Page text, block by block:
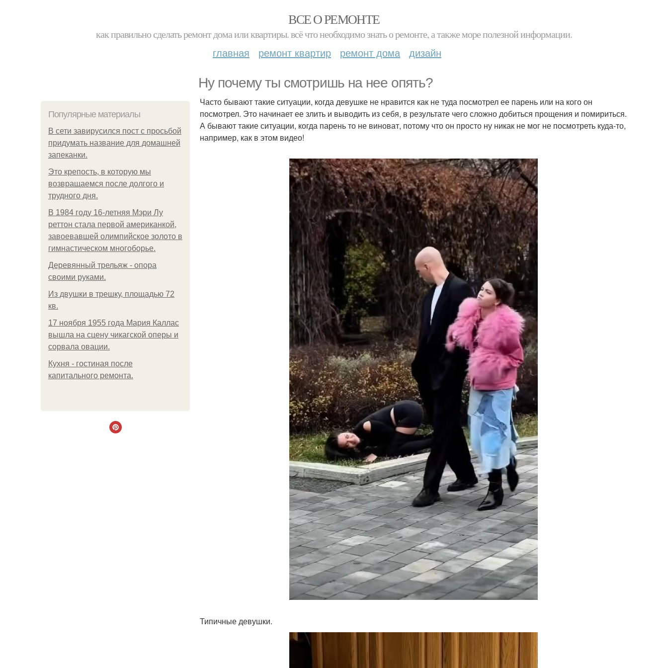
ВСЕ О РЕМОНТЕ
как правильно сделать ремонт дома или квартиры. всё что необходимо знать о ремонте, а также море полезной информации.
главная ремонт квартир ремонт дома дизайн
Ну почему ты смотришь на нее опять?
Популярные материалы
В сети завирусился пост с просьбой
придумать название для домашней
запеканки.
Это крепость, в которую мы
возвращаемся после долгого и
трудного дня.
В 1984 году 16-летняя Мэри Лу
реттон стала первой американкой,
завоевавшей олимпийское золото в
гимнастическом многоборье.
Деревянный трельяж - опора
своими руками.
Из двушки в трешку, площадью 72
кв.
17 ноября 1955 года Мария Каллас
вышла на сцену чикагской оперы и
сорвала овации.
Кухня - гостиная после
капитального ремонта.
Часто бывают такие ситуации, когда девушке не нравится как не туда посмотрел ее парень или на кого он
посмотрел. Это начинает ее злить и выводить из себя, в результате чего сложно добиться прощения и помириться.
А бывают такие ситуации, когда парень то не виноват, потому что он просто ну никак не мог не посмотреть куда-то,
например, как в этом видео!
Типичные девушки.